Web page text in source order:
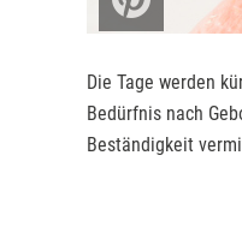
Die Tage werden
Bedürfnis nach
Beständigkeit